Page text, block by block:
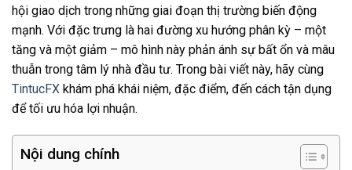
hội giao dịch trong những giai đoạn thị trường biến động
mạnh. Với đặc trưng là hai đường xu hướng phân kỳ – một
tăng và một giảm – mô hình này phản ánh sự bất ổn và mâu
thuẫn trong tâm lý nhà đầu tư. Trong bài viết này, hãy cùng
TintucFX khám phá khái niệm, đặc điểm, đến cách tận dụng
để tối ưu hóa lợi nhuận.
Nội dung chính